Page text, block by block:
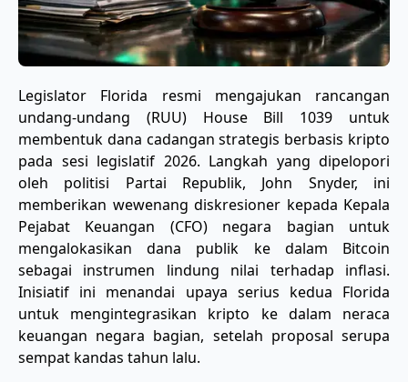
Legislator Florida resmi mengajukan rancangan
undang-undang (RUU) House Bill 1039 untuk
membentuk dana cadangan strategis berbasis kripto
pada sesi legislatif 2026. Langkah yang dipelopori
oleh politisi Partai Republik, John Snyder, ini
memberikan wewenang diskresioner kepada Kepala
Pejabat Keuangan (CFO) negara bagian untuk
mengalokasikan dana publik ke dalam Bitcoin
sebagai instrumen lindung nilai terhadap inflasi.
Inisiatif ini menandai upaya serius kedua Florida
untuk mengintegrasikan kripto ke dalam neraca
keuangan negara bagian, setelah proposal serupa
sempat kandas tahun lalu.